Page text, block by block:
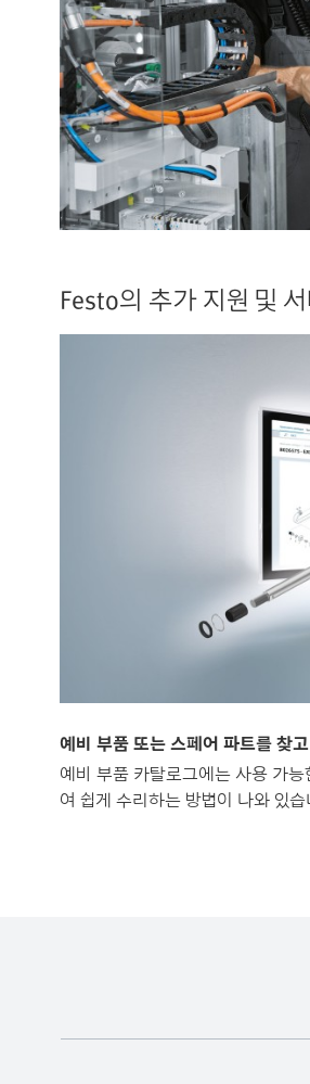
Festo의 추가 지원 및
예비 부품 또는 스페어 파트를 찾
예비 부품 카탈로그에는 사용 가
여 쉽게 수리하는 방법이 나와 있